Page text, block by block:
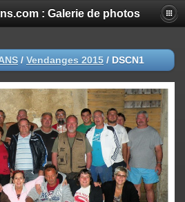
: Galerie de photos
/ Vendanges 2015 / DSCN1